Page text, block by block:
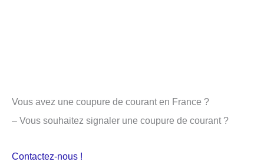
Vous avez une coupure de courant en France ?
– Vous souhaitez signaler une coupure de courant ?
Contactez-nous !